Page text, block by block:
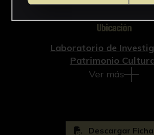
Mármol
Ubicación
Laboratorio de
Patrimonio
Ver más
Descargar Ficha